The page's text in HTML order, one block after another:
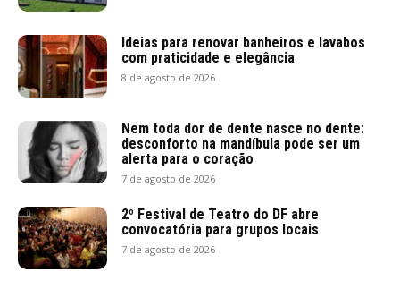
Ideias para renovar banheiros e lavabos
com praticidade e elegância
8 de agosto de 2026
Nem toda dor de dente nasce no dente:
desconforto na mandíbula pode ser um
alerta para o coração
7 de agosto de 2026
2º Festival de Teatro do DF abre
convocatória para grupos locais
7 de agosto de 2026